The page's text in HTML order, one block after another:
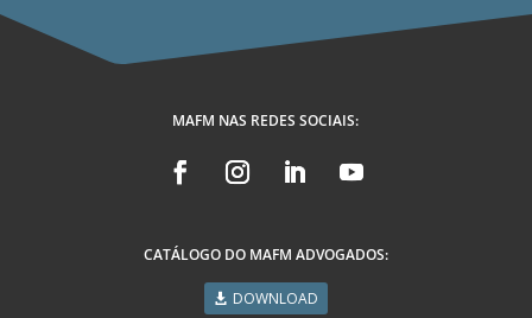
MAFM NAS REDES SOCIAIS:
CATÁLOGO DO MAFM ADVOGADOS:
DOWNLOAD